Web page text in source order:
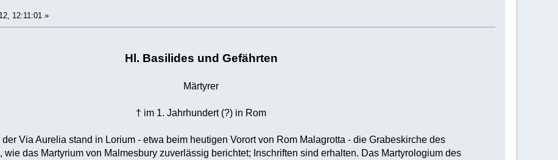
12:11:01 »
Hl. Basilides und Gefährten
Märtyrer
† im 1. Jahrhundert (?) in Rom
Via Aurelia stand in Lorium - etwa beim heutigen Vorort von Rom Malagrotta - die Grabeskirche des
wie das Martyrium von Malmesbury zuverlässig berichtet; Inschriften sind erhalten. Das Martyrologium des